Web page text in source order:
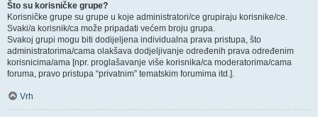
Što su korisničke grupe?
Korisničke grupe su grupe u koje administratori/ce grupiraju korisnike/ce.
Svaki/a korisnik/ca može pripadati većem broju grupa.
Svakoj grupi mogu biti dodijeljena individualna prava pristupa, što
administratorima/cama olakšava dodjeljivanje određenih prava određenim
korisnicima/ama [npr. proglašavanje više korisnika/ca moderatorima/cama
foruma, pravo pristupa “privatnim” tematskim forumima itd.].
Vrh